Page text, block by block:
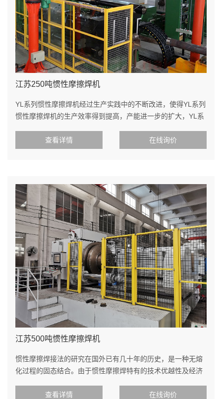
江苏250吨惯性摩擦焊机
YL系列惯性摩擦焊机经过生产实践中的不断改进，使得YL系列
惯性摩擦焊机的生产效率得到提高，产能进一步的扩大，YL系
查看详情
在线询价
江苏500吨惯性摩擦焊机
惯性摩擦焊接法的研究在国外已有几十年的历史，是一种无熔
化过程的固态结合。由于惯性摩擦焊特有的技术优越性及经济
查看详情
在线询价